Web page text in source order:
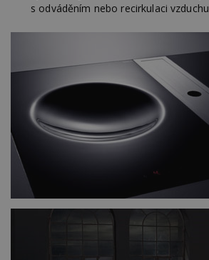
s odváděním nebo recirkulaci vzduchu